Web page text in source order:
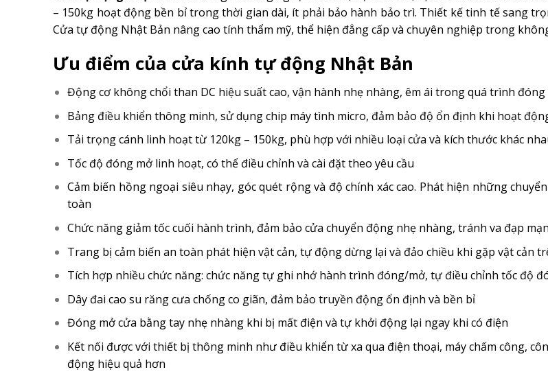
– 150kg hoạt động bền bỉ trong thời gian dài, ít phải bảo hành bảo trì. Thiết kế tinh tế sang
Cửa tự động Nhật Bản nâng cao tính thẩm mỹ, thể hiện đẳng cấp và chuyên nghiệp trong
Ưu điểm của cửa kính tự động Nhật Bản
Động cơ không chổi than DC hiệu suất cao, vận hành nhẹ nhàng, êm ái trong quá trình đóng
Bảng điều khiển thông minh, sử dụng chip máy tình micro, đảm bảo độ ổn định khi hoạt
Tải trọng cánh linh hoạt từ 120kg – 150kg, phù hợp với nhiều loại cửa và kích thước khác
Tốc độ đóng mở linh hoạt, có thể điều chỉnh và cài đặt theo yêu cầu
Cảm biến hồng ngoại siêu nhạy, góc quét rộng và độ chính xác cao. Phát hiện những
toàn
Chức năng giảm tốc cuối hành trình, đảm bảo cửa chuyển động nhẹ nhàng, tránh va đạp
Trang bị cảm biến an toàn phát hiện vật cản, tự động dừng lại và đảo chiều khi gặp vật cản
Tích hợp nhiều chức năng: chức năng tự ghi nhớ hành trình đóng/mở, tự điều chỉnh tốc độ
Dây đai cao su răng cưa chống co giãn, đảm bảo truyền động ổn định và bền bỉ
Đóng mở cửa bằng tay nhẹ nhàng khi bị mất điện và tự khởi động lại ngay khi có điện
Kết nối được với thiết bị thông minh như điều khiển từ xa qua điện thoại, máy chấm công,
động hiệu quả hơn